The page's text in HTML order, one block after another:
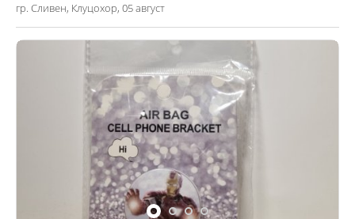
гр. Сливен, Клуцохор, 05 август